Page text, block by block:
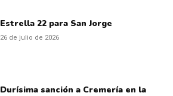
Estrella 22 para San Jorge
26 de julio de 2026
Durísima sanción a Cremería en la